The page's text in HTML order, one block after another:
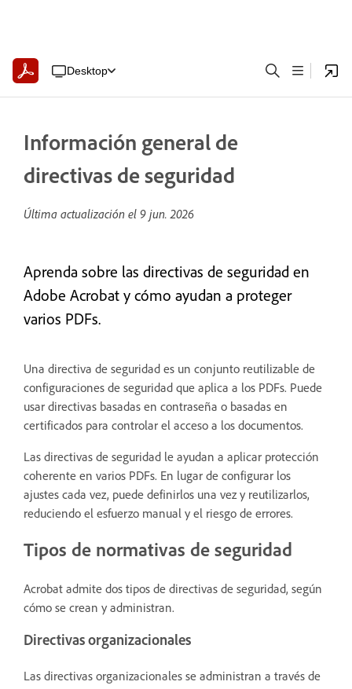
Desktop
Información general de
directivas de seguridad
Última actualización el 9 jun. 2026
Aprenda sobre las directivas de seguridad en
Adobe Acrobat y cómo ayudan a proteger
varios PDFs.
Una directiva de seguridad es un conjunto reutilizable de
configuraciones de seguridad que aplica a los PDFs. Puede
usar directivas basadas en contraseña o basadas en
certificados para controlar el acceso a los documentos.
Las directivas de seguridad le ayudan a aplicar protección
coherente en varios PDFs. En lugar de configurar los
ajustes cada vez, puede definirlos una vez y reutilizarlos,
reduciendo el esfuerzo manual y el riesgo de errores.
Tipos de normativas de seguridad
Acrobat admite dos tipos de directivas de seguridad, según
cómo se crean y administran.
Directivas organizacionales
Las directivas organizacionales se administran a través de